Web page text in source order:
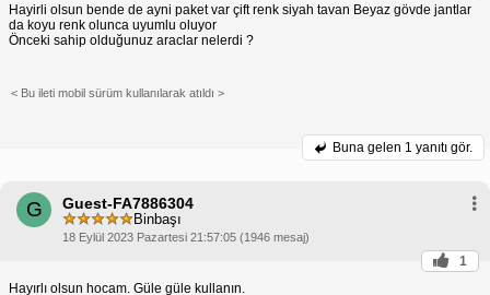
Hayirli olsun bende de ayni paket var çift renk siyah tavan Beyaz gövde jantlar
da koyu renk olunca uyumlu oluyor
Önceki sahip olduğunuz araclar nelerdi ?
< Bu ileti mobil sürüm kullanılarak atıldı >
Buna gelen 1 yanıtı gör.
G Guest-FA7886304
Binbaşı
18 Eylül 2023 Pazartesi 21:57:05 (1946 mesaj)
1
Hayırlı olsun hocam. Güle güle kullanın.